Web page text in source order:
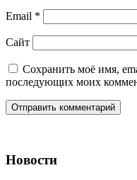
Email *
Сайт
Сохранить моё имя,
последующих моих
Новости